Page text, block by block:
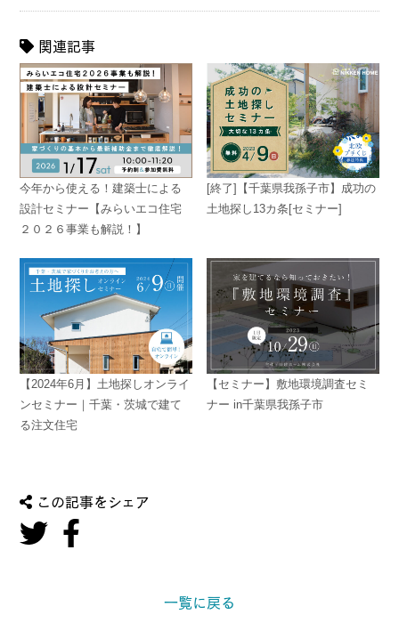
関連記事
今年から使える！建築士による
設計セミナー【みらいエコ住宅
２０２６事業も解説！】
[終了]【千葉県我孫子市】成功の
土地探し13カ条[セミナー]
【2024年6月】土地探しオンライ
ンセミナー｜千葉・茨城で建て
る注文住宅
【セミナー】敷地環境調査セミ
ナー in千葉県我孫子市
この記事をシェア
一覧に戻る